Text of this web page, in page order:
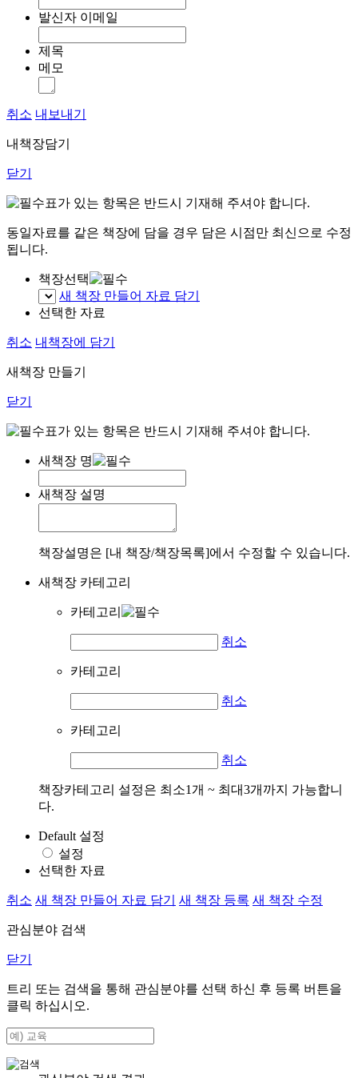
발신자 이메일
제목
메모
취소 내보내기
내책장담기
닫기
표가 있는 항목은 반드시 기재해 주셔야 합니다.
동일자료를 같은 책장에 담을 경우 담은 시점만 최신으로 수정
됩니다.
책장선택
새 책장 만들어 자료 담기
선택한 자료
취소 내책장에 담기
새책장 만들기
닫기
표가 있는 항목은 반드시 기재해 주셔야 합니다.
새책장 명
새책장 설명
책장설명은 [내 책장/책장목록]에서 수정할 수 있습니다.
새책장 카테고리
카테고리
취소
카테고리
취소
카테고리
취소
책장카테고리 설정은 최소1개 ~ 최대3개까지 가능합니
다.
Default 설정
설정
선택한 자료
취소 새 책장 만들어 자료 담기 새 책장 등록 새 책장 수정
관심분야 검색
닫기
트리 또는 검색을 통해 관심분야를 선택 하신 후 등록 버튼을
클릭 하십시오.